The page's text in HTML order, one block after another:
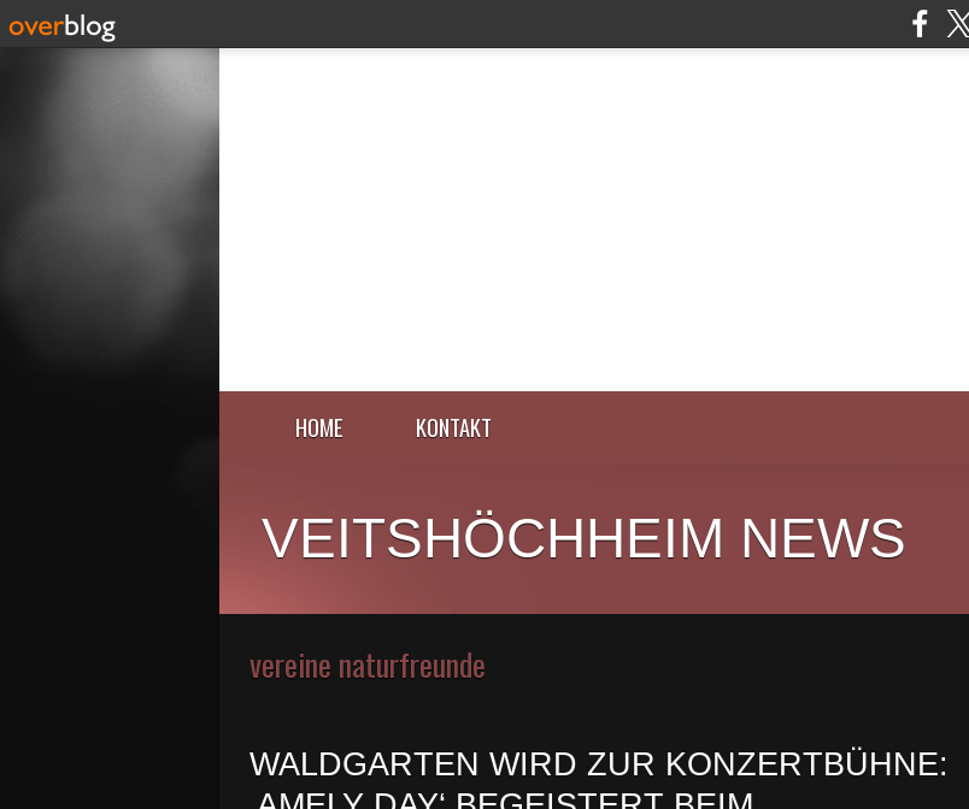
HOME KONTAKT
VEITSHÖCHHEIM NEWS
vereine naturfreunde
WALDGARTEN WIRD ZUR KONZERTBÜHNE: